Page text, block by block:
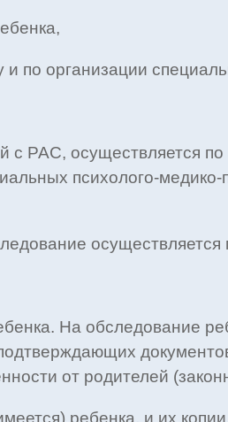
по организации
РАС, осуществляется по
психолого-медико-
На обследование
от родителей
ребенка, и их